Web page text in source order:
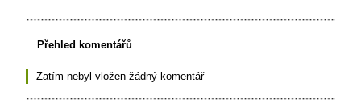
Přehled komentářů
Zatím nebyl vložen žádný komentář